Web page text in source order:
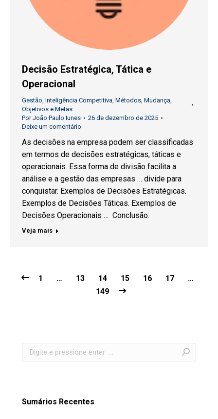
Decisão Estratégica, Tática e
Operacional
Gestão Inteligência Competitiva Métodos Mudança
Objetivos e Metas
PorJoão Paulo Iunes
26 de dezembro de 2025
Deixe um comentário
As decisões na empresa podem ser classificadas
em termos de decisões estratégicas, táticas e
operacionais. Essa forma de divisão facilita a
análise e a gestão das empresas … divide para
conquistar. Exemplos de Decisões Estratégicas.
Exemplos de Decisões Táticas. Exemplos de
Decisões Operacionais … Conclusão.
Veja mais
1 … 13 14 15 16 17
…
149
Search:
Sumários Recentes